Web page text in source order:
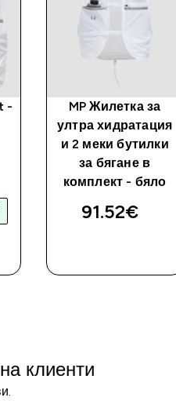
-
price
MP Жилетка за
ултра хидратация
и 2 меки бутилки
за бягане в
комплект - бяло
91.52€‎
клиенти